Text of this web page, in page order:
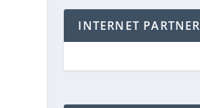
INTERNET PARTNER